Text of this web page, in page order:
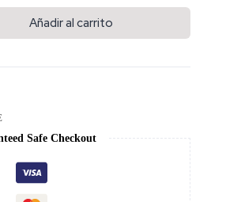
Añadir al carrito
Safe Checkout